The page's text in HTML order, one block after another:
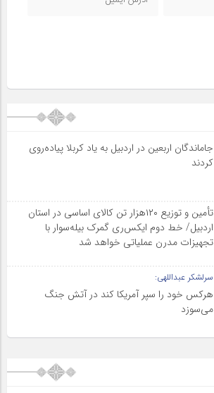
جاماندگان اربعین در اردبیل به یاد کربلا پیاده‌روی
کردند
تأمین و توزیع ۱۲۰هزار تن کالای اساسی در استان
اردبیل/ خط دوم ایکس‌ری گمرک بیله‌سوار با
تجهیزات مدرن عملیاتی خواهد شد
سرلشکر عبداللهی:
هرکس خود را سپر آمریکا کند در آتش جنگ
می‌سوزد